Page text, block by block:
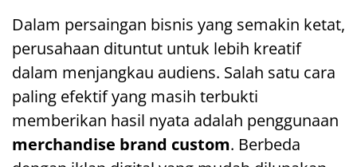
Dalam persaingan bisnis yang semakin ketat,
perusahaan dituntut untuk lebih kreatif
dalam menjangkau audiens. Salah satu cara
paling efektif yang masih terbukti
memberikan hasil nyata adalah penggunaan
merchandise brand custom. Berbeda